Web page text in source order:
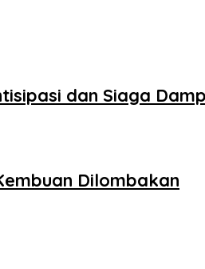
dan Siaga
Dilombakan